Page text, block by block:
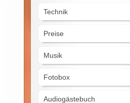
Technik
Preise
Musik
Fotobox
Audiogästebuch